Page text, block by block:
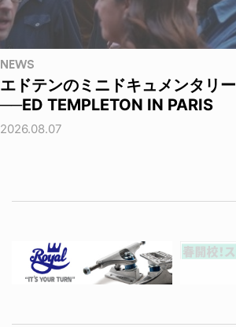
NEWS
エドテンのミニドキュメンタリー
──ED TEMPLETON IN PARIS
2026.08.07